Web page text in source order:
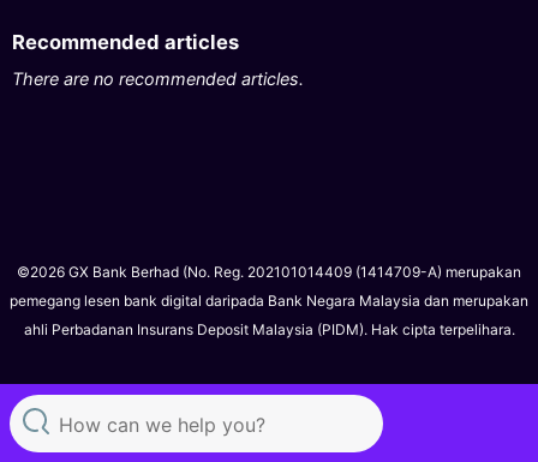
Recommended articles
There are no recommended articles.
©2026 GX Bank Berhad (No. Reg. 202101014409 (1414709-A) merupakan
pemegang lesen bank digital daripada Bank Negara Malaysia dan merupakan
ahli Perbadanan Insurans Deposit Malaysia (PIDM). Hak cipta terpelihara.